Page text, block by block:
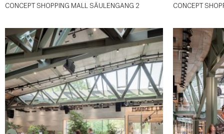
CONCEPT SHOPPING MALL SÄULENGANG 2 CONCEPT